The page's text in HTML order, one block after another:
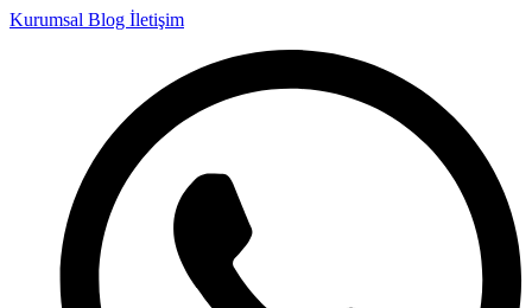
Kurumsal Blog İletişim